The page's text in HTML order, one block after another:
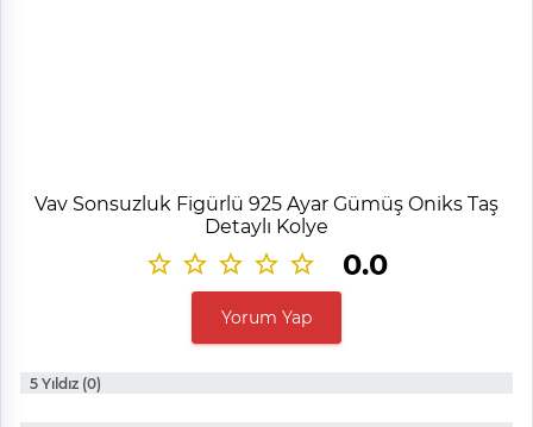
Vav Sonsuzluk Figürlü 925 Ayar Gümüş Oniks Taş
Detaylı Kolye
0.0
Yorum Yap
5 Yıldız (0)